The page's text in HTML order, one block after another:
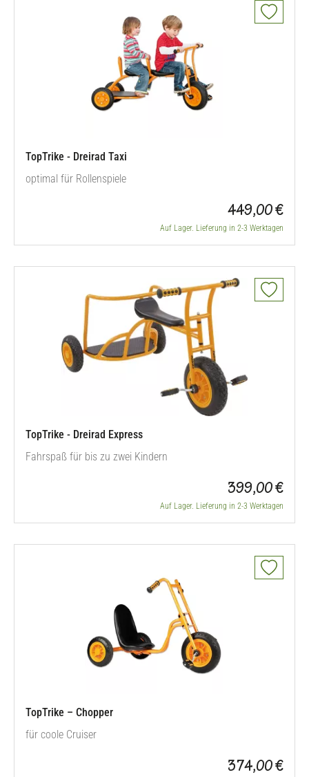
TopTrike - Dreirad Taxi
optimal für Rollenspiele
449,00 €
Auf Lager. Lieferung in 2-3 Werktagen
TopTrike - Dreirad Express
Fahrspaß für bis zu zwei Kindern
399,00 €
Auf Lager. Lieferung in 2-3 Werktagen
TopTrike – Chopper
für coole Cruiser
374,00 €